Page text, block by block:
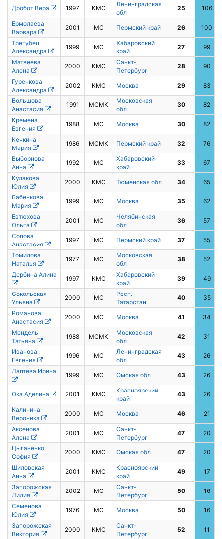
Дробот Вера 1997 КМС
Ленинградская
обл
25 106
Ермолаева
Варвара
2001 МС Пермский край 26 100
Трегубец
Александра
1999 МС
Хабаровский
край
27 99
Матвеева
Алена
2000 КМС
Санкт-
Петербург
28 90
Гуренкова
Александра
2002 КМС Москва 29 83
Большова
Анастасия
1991 МСМК
Московская
обл
30 82
Кремена
Евгения
1988 МС Москва 30 82
Кечкина
Мария
1986 МСМК Пермский край 32 76
Выборнова
Анна
1992 МС
Хабаровский
край
33 67
Кулакова
Юлия
2000 КМС Тюменская обл 34 65
Бабенкова
Мария
1999 МС Москва 35 62
Евтюхова
Ольга
2001 МС
Челябинская
обл
36 57
Сопова
Анастасия
1997 МС Пермский край 37 55
Томилова
Наталья
1977 МС
Московская
обл
38 52
Дербина Алина
1997 КМС
Хабаровский
край
39 49
Сокольская
Ульяна
2000 МС
Респ.
Татарстан
40 35
Романова
Анастасия
2000 МС Москва 41 34
Мендель
Татьяна
1988 МСМК
Московская
обл
42 31
Иванова
Евгения
1996 МС
Ленинградская
обл
43 26
Лаптева Ирина
1999 МС Омская обл 43 26
Ока Аделина 2001 КМС
Красноярский
край
43 26
Калинина
Вероника
2000 МС Москва 46 21
Аксенова
Алена
2001 МС
Санкт-
Петербург
47 20
Цыганенко
София
2000 КМС Омская обл 47 20
Шиловская
Анна
2001 КМС
Красноярский
край
49 17
Запорожская
Лилия
2002 МС
Санкт-
Петербург
50 16
Семенова
Юлия
1976 МС Москва 50 16
Запорожская
Виктория
2000 КМС
Санкт-
Петербург
52 11